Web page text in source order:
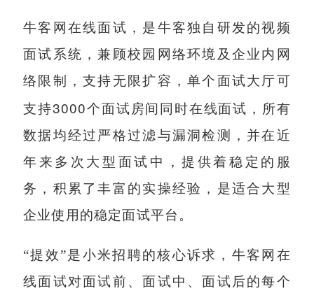
牛客网在线面试，是牛客独自研发的视频
面试系统，兼顾校园网络环境及企业内网
络限制，支持无限扩容，单个面试大厅可
支持3000个面试房间同时在线面试，所有
数据均经过严格过滤与漏洞检测，并在近
年来多次大型面试中，提供着稳定的服
务，积累了丰富的实操经验，是适合大型
企业使用的稳定面试平台。
“提效”是小米招聘的核心诉求，牛客网在
线面试对面试前、面试中、面试后的每个